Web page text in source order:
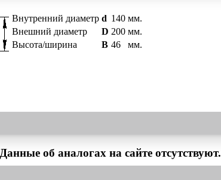
Внутренний диаметр d 140 мм.
Внешний диаметр
D 200 мм.
Высота/ширина
B 46 мм.
Данные об аналогах на сайте отсутствуют.